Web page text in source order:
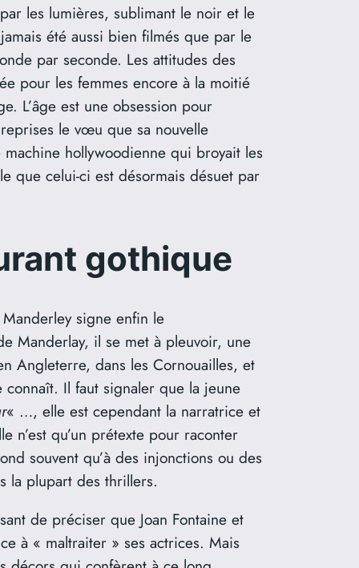
les lumières, sublimant le noir et le
été aussi bien filmés que par le
par seconde. Les attitudes des
pour les femmes encore à la moitié
L’âge est une obsession pour
le vœu que sa nouvelle
hollywoodienne qui broyait les
que celui-ci est désormais désuet par
gothique
signe enfin le
Manderlay, il se met à pleuvoir, une
Angleterre, dans les Cornouailles, et
Il faut signaler que la jeune
« …, elle est cependant la narratrice et
qu’un prétexte pour raconter
souvent qu’à des injonctions ou des
la plupart des thrillers.
de préciser que Joan Fontaine et
à « maltraiter » ses actrices. Mais